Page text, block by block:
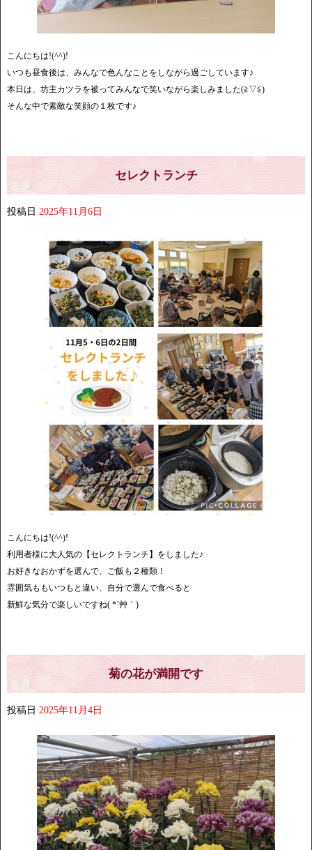
こんにちは!(^^)!
いつも昼食後は、みんなで色んなことをしながら過ごしています♪
本日は、坊主カツラを被ってみんなで笑いながら楽しみました(≧▽≦)
そんな中で素敵な笑顔の１枚です♪
セレクトランチ
投稿日 2025年11月6日
こんにちは!(^^)!
利用者様に大人気の【セレクトランチ】をしました♪
お好きなおかずを選んで、ご飯も２種類！
雰囲気ももいつもと違い、自分で選んで食べると
新鮮な気分で楽しいですね( *´艸｀)
菊の花が満開です
投稿日 2025年11月4日